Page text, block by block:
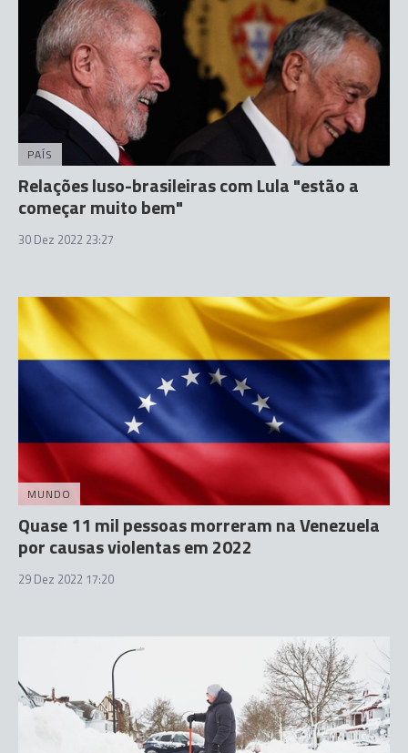
PAÍS
Relações luso-brasileiras com Lula "estão a
começar muito bem"
30 Dez 2022 23:27
MUNDO
Quase 11 mil pessoas morreram na Venezuela
por causas violentas em 2022
29 Dez 2022 17:20